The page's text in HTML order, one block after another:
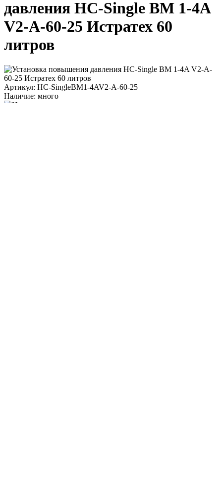
давления HC-Single BM 1-4A
V2-A-60-25 Истратех 60
литров
Артикул: HC-SingleBM1-4AV2-A-60-25
Наличие: много